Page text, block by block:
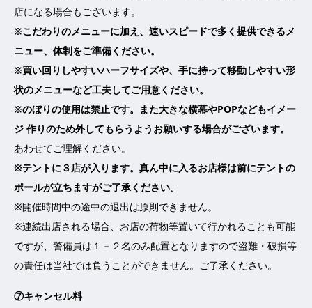
店になる場合もございます。
※こだわりのメニューに加え、速いスピードで多く提供できるメ
ニュー、体制をご準備ください。
※買い回りしやすいハーフサイズや、手に持って移動しやすい形
状のメニューなど工夫してご用意ください。
※のぼりの使用は禁止です。また大きな横幕やPOPなどもイメー
ジ 作りのため外してもらうようお願いする場合がございます。
あわせてご理解ください。
※テントに３店が入ります。真ん中に入るお店様は前にテントの
ポールが立ちますがご了承ください。
※開催時間中の途中の退出は原則できません。
※連続出店される場合、お店の荷物等置いて行かれることも可能
ですが、警備員は１－２名のみ配置となりますので盗難・破損等
の責任は当社では負うことができません。ご了承ください。
⑦キャンセル料